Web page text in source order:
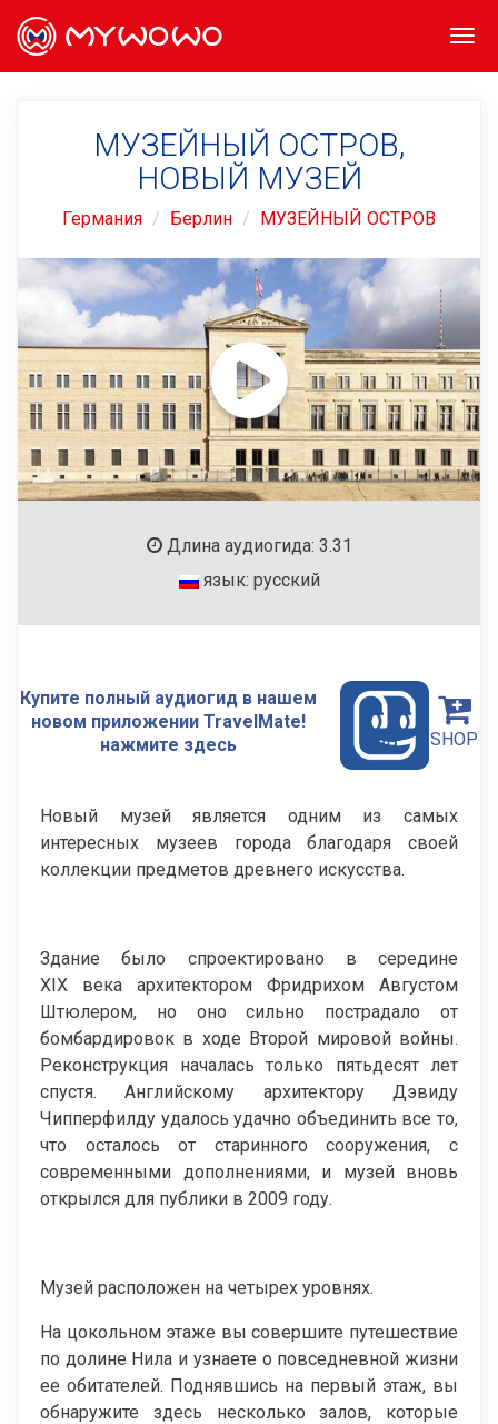
МУЗЕЙНЫЙ ОСТРОВ,
НОВЫЙ МУЗЕЙ
Германия Берлин МУЗЕЙНЫЙ ОСТРОВ
Длина аудиогида: 3.31
язык: русский
Купите полный аудиогид в нашем
новом приложении TravelMate!
нажмите здесь
SHOP
Новый музей является одним из самых
интересных музеев города благодаря своей
коллекции предметов древнего искусства.
Здание было спроектировано в середине
XIX века архитектором Фридрихом Августом
Штюлером, но оно сильно пострадало от
бомбардировок в ходе Второй мировой войны.
Реконструкция началась только пятьдесят лет
спустя. Английскому архитектору Дэвиду
Чипперфилду удалось удачно объединить все то,
что осталось от старинного сооружения, с
современными дополнениями, и музей вновь
открылся для публики в 2009 году.
Музей расположен на четырех уровнях.
На цокольном этаже вы совершите путешествие
по долине Нила и узнаете о повседневной жизни
ее обитателей. Поднявшись на первый этаж, вы
обнаружите здесь несколько залов, которые